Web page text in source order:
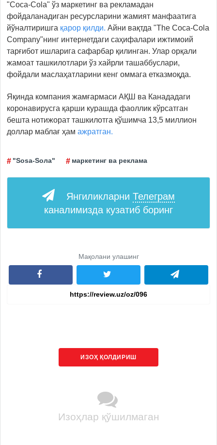
"Cоcа-Cоlа" ўз маркетинг ва рекламадан
фойдаланадиган ресурсларини жамият манфаатига
йўналтиришга қарор қилди. Айни вақтда "The Coca-Cola
Company"нинг интернетдаги саҳифалари ижтимоий
тарғибот ишларига сафарбар қилинган. Улар орқали
жамоат ташкилотлари ўз хайрли ташаббуслари,
фойдали маслаҳатларини кенг оммага етказмоқда.
Яқинда компания жамғармаси АҚШ ва Канададаги
коронавирусга қарши курашда фаоллик кўрсатган
бешта нотижорат ташкилотга қўшимча 13,5 миллион
доллар маблағ ҳам ажратган.
"Sоsа-Sола" маркетинг ва реклама
Янгиликларни Телеграм
каналимизда кузатиб боринг
Мақолани улашинг
ИЗОҲ ҚОЛДИРИШ
Изоҳлар қўшилмаган